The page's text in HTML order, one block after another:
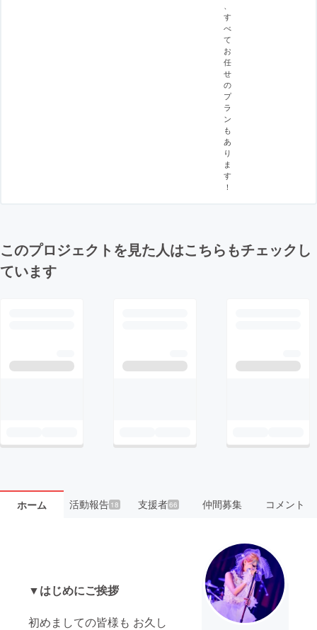
す
べ
て
お
任
せ
の
プ
ラ
ン
も
あ
り
ま
す
！
このプロジェクトを見た人はこちらもチェックし
ています
ホーム 活動報告18 支援者66 仲間募集 コメント
▼はじめにご挨拶
初めましての皆様も お久し